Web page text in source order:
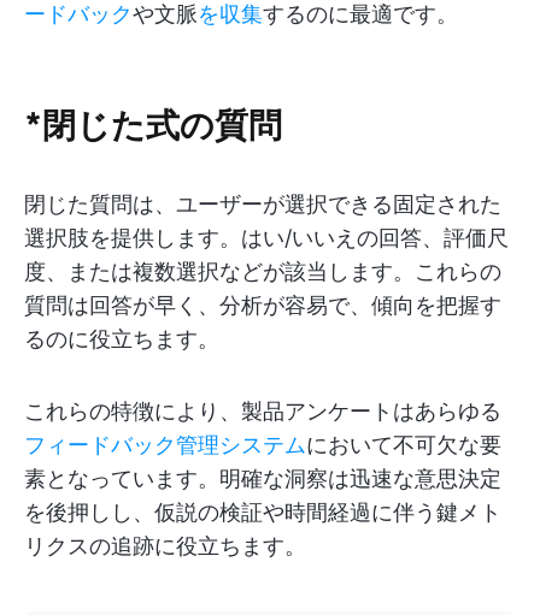
ードバックや文脈を収集するのに最適です。
*閉じた式の質問
閉じた質問は、ユーザーが選択できる固定された
選択肢を提供します。はい/いいえの回答、評価尺
度、または複数選択などが該当します。これらの
質問は回答が早く、分析が容易で、傾向を把握す
るのに役立ちます。
これらの特徴により、製品アンケートはあらゆる
フィードバック管理システムにおいて不可欠な要
素となっています。明確な洞察は迅速な意思決定
を後押しし、仮説の検証や時間経過に伴う鍵メト
リクスの追跡に役立ちます。